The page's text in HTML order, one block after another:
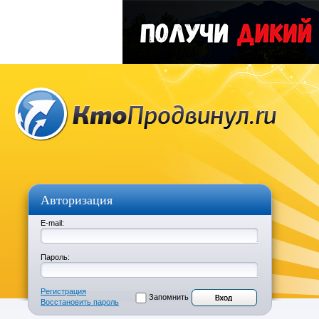
Авторизация
E-mail:
Пароль:
Регистрация
Восстановить пароль
Запомнить